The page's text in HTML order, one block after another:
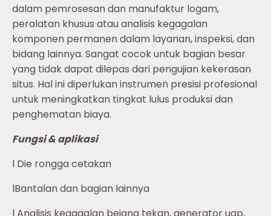
dalam pemrosesan dan manufaktur logam,
peralatan khusus atau analisis kegagalan
komponen permanen dalam layanan, inspeksi, dan
bidang lainnya. Sangat cocok untuk bagian besar
yang tidak dapat dilepas dari pengujian kekerasan
situs. Hal ini diperlukan instrumen presisi profesional
untuk meningkatkan tingkat lulus produksi dan
penghematan biaya.
Fungsi & aplikasi
l Die rongga cetakan
lBantalan dan bagian lainnya